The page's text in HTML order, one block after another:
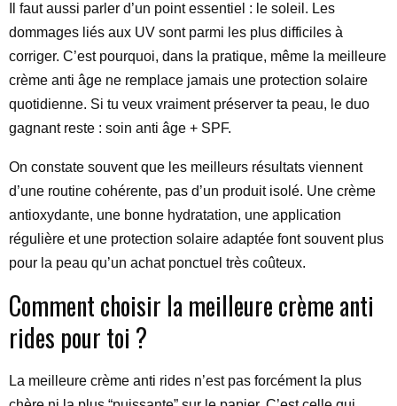
Il faut aussi parler d’un point essentiel : le soleil. Les
dommages liés aux UV sont parmi les plus difficiles à
corriger. C’est pourquoi, dans la pratique, même la meilleure
crème anti âge ne remplace jamais une protection solaire
quotidienne. Si tu veux vraiment préserver ta peau, le duo
gagnant reste : soin anti âge + SPF.
On constate souvent que les meilleurs résultats viennent
d’une routine cohérente, pas d’un produit isolé. Une crème
antioxydante, une bonne hydratation, une application
régulière et une protection solaire adaptée font souvent plus
pour la peau qu’un achat ponctuel très coûteux.
Comment choisir la meilleure crème anti
rides pour toi ?
La meilleure crème anti rides n’est pas forcément la plus